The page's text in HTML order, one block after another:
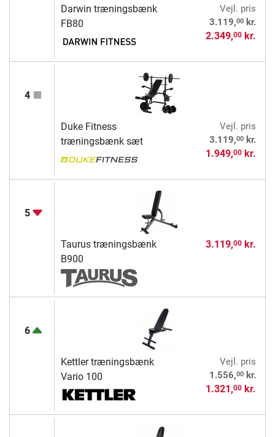
Darwin træningsbænk
FB80
Vejl. pris
3.119,00kr.
2.349,00kr.
4
Duke Fitness
træningsbænk sæt
Vejl. pris
3.119,00kr.
1.949,00kr.
5
Taurus træningsbænk
B900
3.119,00kr.
6
Kettler træningsbænk
Vario 100
Vejl. pris
1.556,00kr.
1.321,00kr.